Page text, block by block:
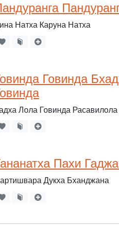
Натха Каруна Натха
Говинда
Лола Говинда Расавилола
Пахи
Дукха Бханджана